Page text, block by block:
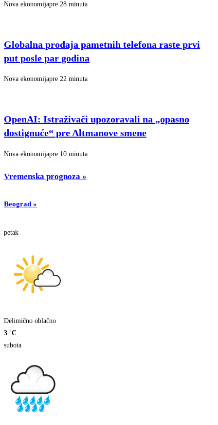
Nova ekonomijapre 28 minuta
Globalna prodaja pametnih telefona raste prvi
put posle par godina
Nova ekonomijapre 22 minuta
OpenAI: Istraživači upozoravali na „opasno
dostignuće“ pre Altmanove smene
Nova ekonomijapre 10 minuta
Vremenska prognoza »
Beograd »
petak
Delimično oblačno
3 ˚C
subota